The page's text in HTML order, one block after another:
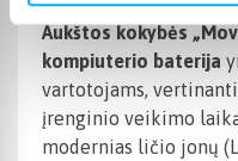
Aukštos kokybės
kompiuterio baterija
vartotojams,
įrenginio veikimo
modernias ličio jonų